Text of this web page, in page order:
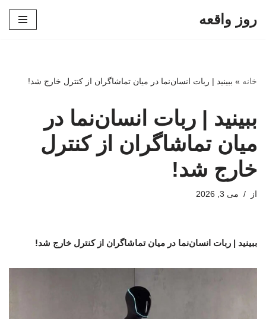
روز واقعه
خانه » ببینید | ربات انسان‌نما در میان تماشاگران از کنترل خارج شد!
ببینید | ربات انسان‌نما در
میان تماشاگران از کنترل
خارج شد!
از می 3, 2026
ببینید | ربات انسان‌نما در میان تماشاگران از کنترل خارج شد!